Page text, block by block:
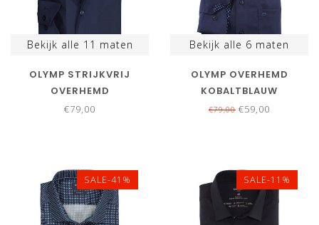
Bekijk alle 11 maten
OLYMP STRIJKVRIJ
OVERHEMD
DONKERBLAUW STRETCH
€79,00
Bekijk alle 6 maten
OLYMP OVERHEMD
KOBALTBLAUW
STRUCTUUR STRIJKVRIJ
€79,00 €59,00
SALE-41% SALE-11%